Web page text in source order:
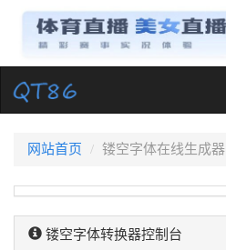
网站首页 镂空字体在线生成器
镂空字体转换器控制台